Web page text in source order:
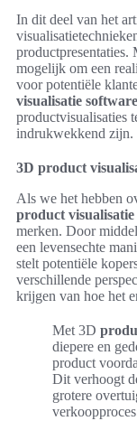
In dit deel van het
productpresentaties.
mogelijk om een
voor potentiële
visualisatie software
productvisualisaties
indrukwekkend zijn.
3D product
Als we het hebben
product visualisatie
merken. Door
een levensechte
stelt potentiële
verschillende
krijgen van hoe het
Met 3D
diepere en
product
Dit verhoogt
grotere